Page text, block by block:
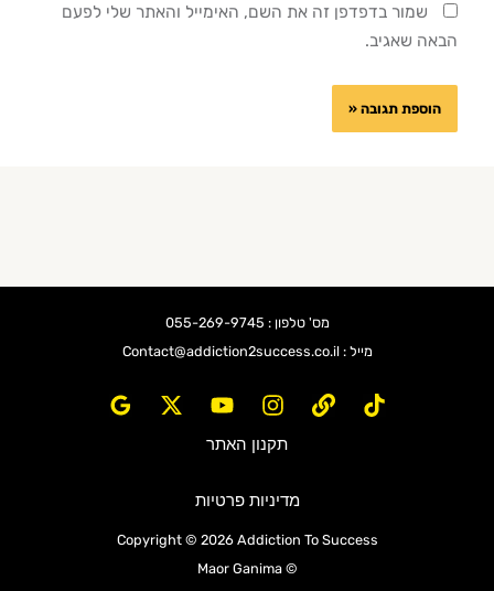
שמור בדפדפן זה את השם, האימייל והאתר שלי לפעם
הבאה שאגיב.
מס' טלפון : 055-269-9745
מייל : Contact@addiction2success.co.il
תקנון האתר
מדיניות פרטיות
Copyright © 2026 Addiction To Success
© Maor Ganima